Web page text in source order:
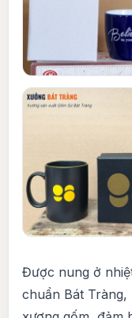
Được nung ở
chuẩn Bát Tràng,